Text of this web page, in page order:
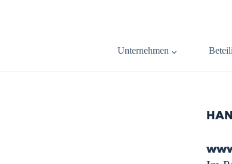
Unternehmen